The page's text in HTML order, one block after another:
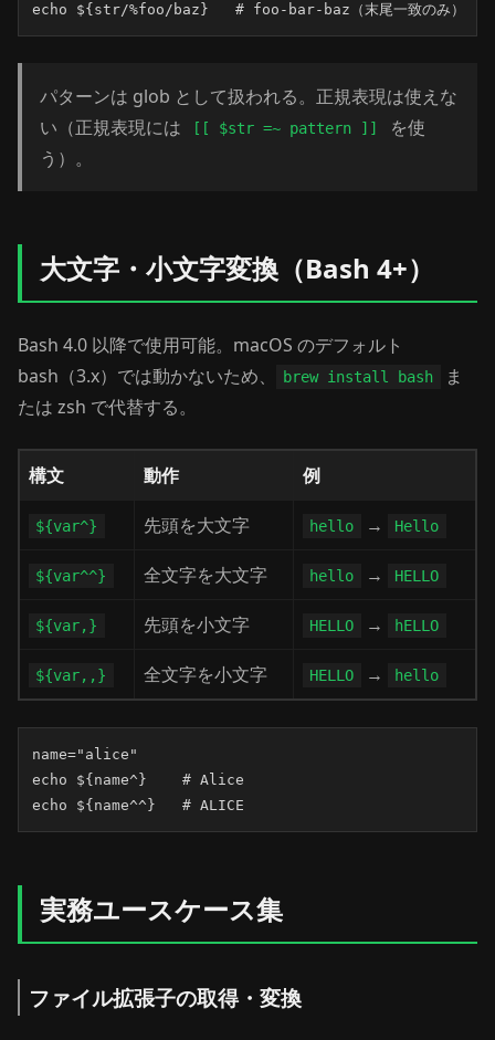
echo ${str/%foo/baz}   # foo-bar-baz（末尾一致のみ）
パターンは glob として扱われる。正規表現は使えな
い（正規表現には
[[ $str =~ pattern ]]
を使
う）。
大文字・小文字変換（Bash 4+）
Bash 4.0 以降で使用可能。macOS のデフォルト
bash（3.x）では動かないため、
brew install bash
ま
たは zsh で代替する。
構文 動作 例
${var^} 先頭を大文字 hello → Hello
${var^^} 全文字を大文字 hello → HELLO
${var,} 先頭を小文字 HELLO → hELLO
${var,,} 全文字を小文字 HELLO → hello
name="alice"
echo ${name^}    # Alice
echo ${name^^}   # ALICE
実務ユースケース集
ファイル拡張子の取得・変換